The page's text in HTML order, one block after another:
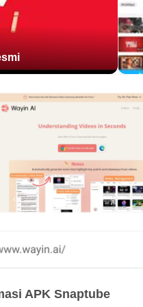
480p bisa menjadi
ke MP3 atau M4A
downloader, aplikasi ini
lagu, podcast, atau
audio ukurannya jauh lebih
belajar bahasa, atau sesi
kualitas audio akhir
detail suara secara
Dalam Aplikasi dan
situs yang didukung
pencarian, penelusuran,
APK Snaptube